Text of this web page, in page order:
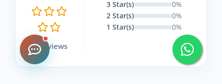
0 Reviews
3 Star(s)
0%
2 Star(s)
0%
1 Star(s)
0%